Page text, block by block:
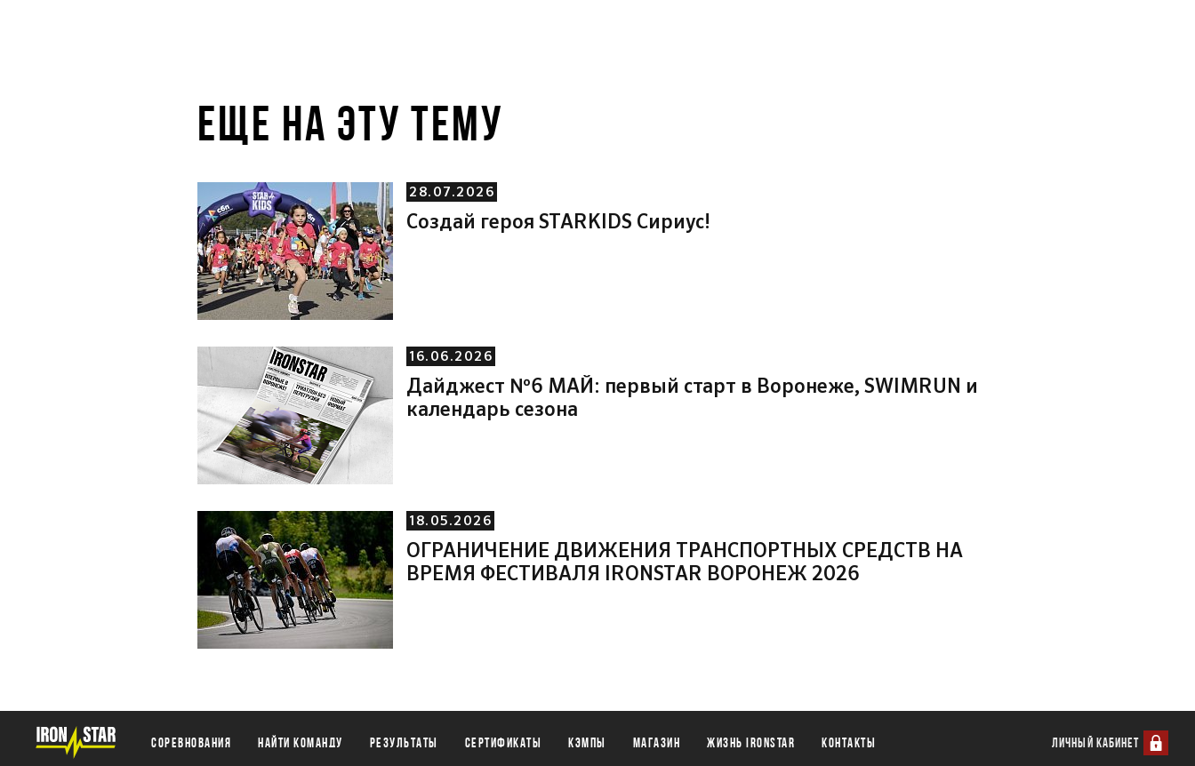
ЕЩЕ НА ЭТУ ТЕМУ
28.07.2026
Создай героя STARKIDS Сириус!
16.06.2026
Дайджест №6 МАЙ: первый старт в Воронеже, SWIMRUN и
календарь сезона
18.05.2026
ОГРАНИЧЕНИЕ ДВИЖЕНИЯ ТРАНСПОРТНЫХ СРЕДСТВ НА
ВРЕМЯ ФЕСТИВАЛЯ IRONSTAR ВОРОНЕЖ 2026
Соревнования Найти команду Результаты Сертификаты Кэмпы Магазин Жизнь IronStar Контакты ЛИЧНЫЙ КАБИНЕТ